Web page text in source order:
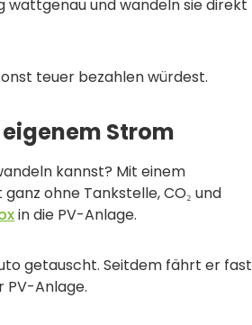
wattgenau und wandeln sie direkt
teuer bezahlen würdest.
Strom
kannst? Mit einem
ohne Tankstelle, CO₂ und
in die PV-Anlage.
getauscht. Seitdem fährt er fast
PV-Anlage.